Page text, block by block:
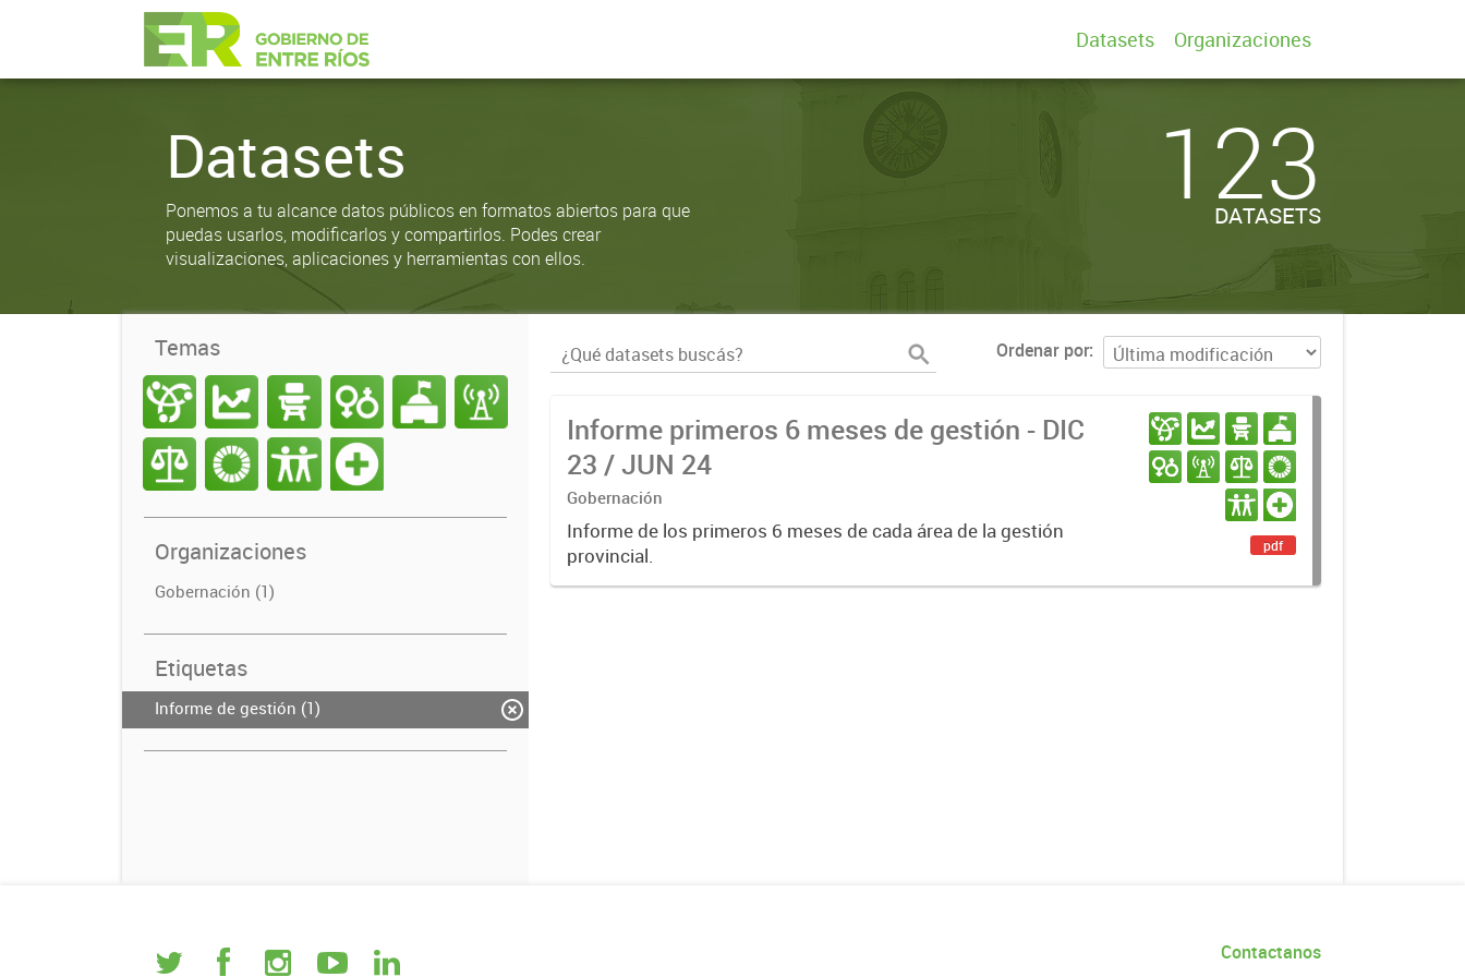
Datasets Organizaciones
Datasets
Ponemos a tu alcance datos públicos en formatos abiertos para que
puedas usarlos, modificarlos y compartirlos. Podes crear
visualizaciones, aplicaciones y herramientas con ellos.
123
DATASETS
Temas
Organizaciones
Gobernación (1)
Etiquetas
Informe de gestión (1)
Ordenar por
Informe primeros 6 meses de gestión - DIC
23 / JUN 24
Gobernación
Informe de los primeros 6 meses de cada área de la gestión
provincial.
pdf
Contactanos